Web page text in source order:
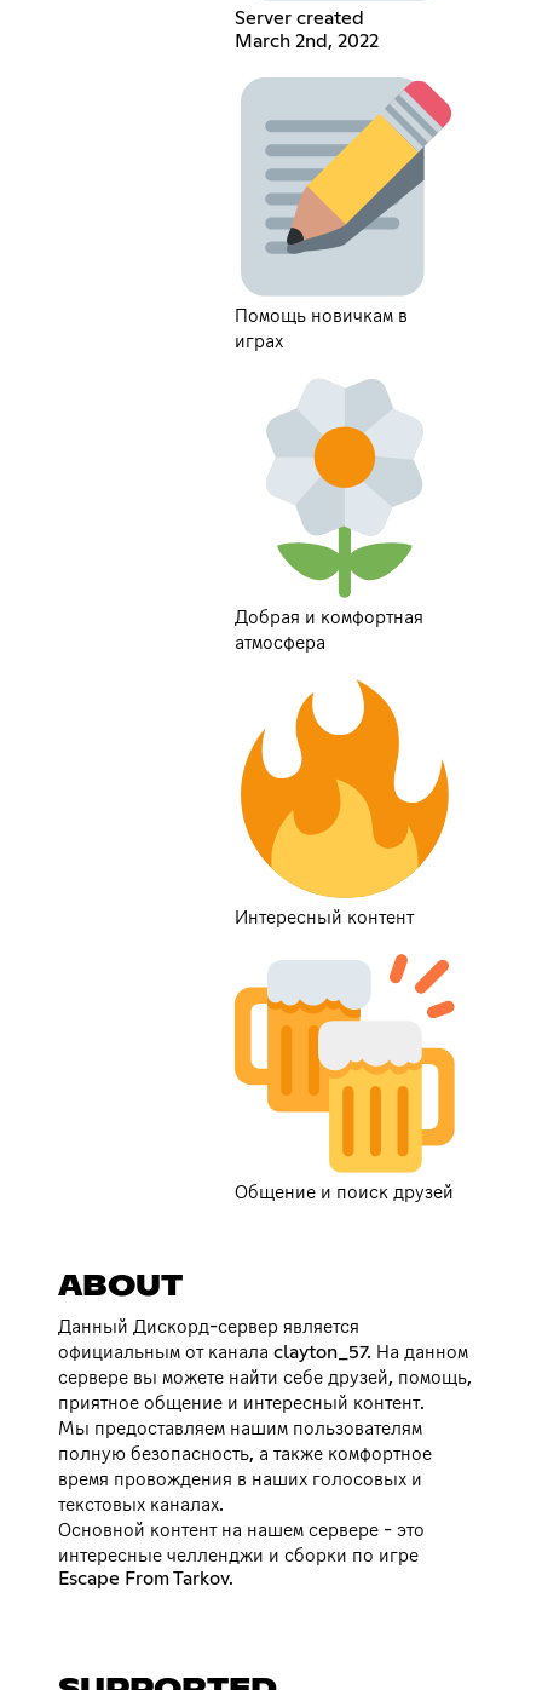
Server created
March 2nd, 2022
Помощь новичкам в
играх
Добрая и комфортная
атмосфера
Интересный контент
Общение и поиск друзей
ABOUT
Данный Дискорд-сервер является
официальным от канала clayton_57. На данном
сервере вы можете найти себе друзей, помощь,
приятное общение и интересный контент.
Мы предоставляем нашим пользователям
полную безопасность, а также комфортное
время провождения в наших голосовых и
текстовых каналах.
Основной контент на нашем сервере - это
интересные челленджи и сборки по игре
Escape From Tarkov.